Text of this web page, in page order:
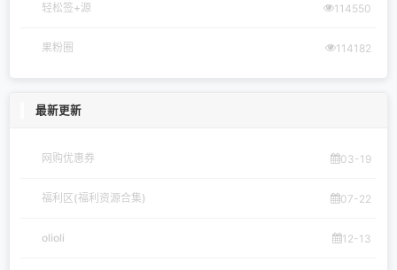
轻松签+源 114550
果粉圈 114182
最新更新
网购优惠券 03-19
福利区(福利资源合集) 07-22
olioli 12-13